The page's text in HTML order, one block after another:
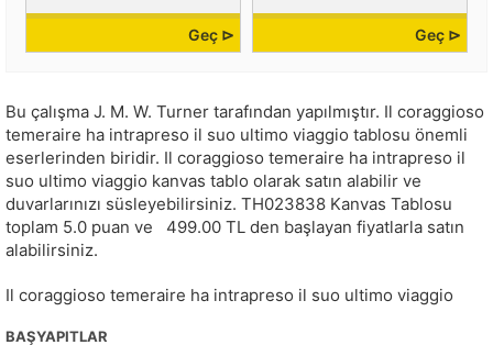
Geç ⊳ Geç ⊳
Bu çalışma J. M. W. Turner tarafından yapılmıştır. Il coraggioso
temeraire ha intrapreso il suo ultimo viaggio tablosu önemli
eserlerinden biridir. Il coraggioso temeraire ha intrapreso il
suo ultimo viaggio kanvas tablo olarak satın alabilir ve
duvarlarınızı süsleyebilirsiniz. TH023838 Kanvas Tablosu
toplam 5.0 puan ve 499.00 TL den başlayan fiyatlarla satın
alabilirsiniz.
Il coraggioso temeraire ha intrapreso il suo ultimo viaggio
BAŞYAPITLAR